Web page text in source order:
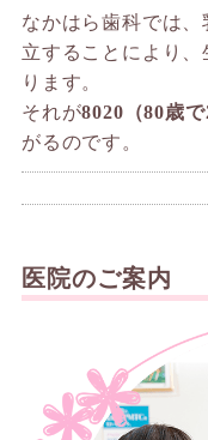
なかはら歯科では
立することにより
ります。
それが8020（80歳
がるのです。
医院のご案内